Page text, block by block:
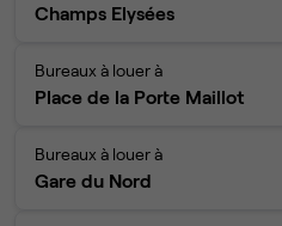
Champs Elysées
Bureaux à louer à
Place de la Porte Maillot
Bureaux à louer à
Gare du Nord